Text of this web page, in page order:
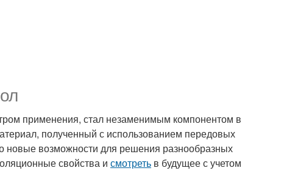
применения, стал незаменимым компонентом в
полученный с использованием передовых
новые возможности для решения разнообразных
свойства и смотреть в будущее с учетом